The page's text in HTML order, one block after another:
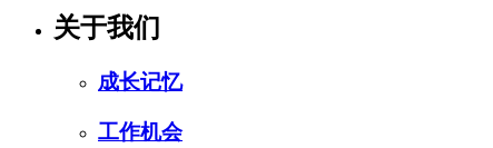
关于我们
成长记忆
工作机会